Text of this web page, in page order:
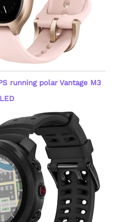
running polar Vantage M3